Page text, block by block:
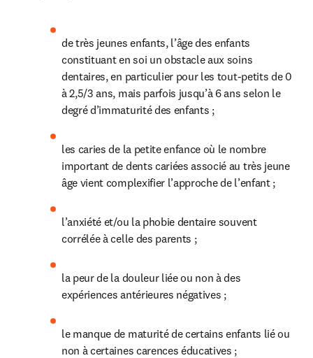
de très jeunes enfants, l’âge des enfants
constituant en soi un obstacle aux soins
dentaires, en particulier pour les tout-petits de 0
à 2,5/3 ans, mais parfois jusqu’à 6 ans selon le
degré d’immaturité des enfants ;
les caries de la petite enfance où le nombre
important de dents cariées associé au très jeune
âge vient complexifier l’approche de l’enfant ;
l’anxiété et/ou la phobie dentaire souvent
corrélée à celle des parents ;
la peur de la douleur liée ou non à des
expériences antérieures négatives ;
le manque de maturité de certains enfants lié ou
non à certaines carences éducatives ;